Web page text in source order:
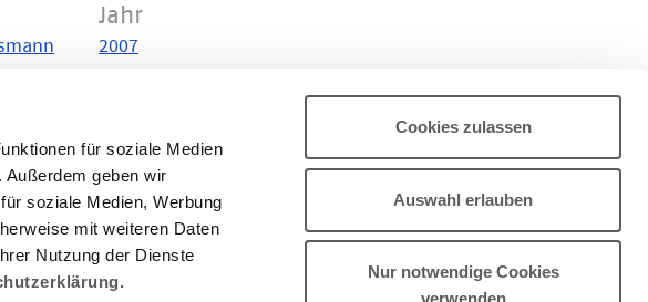
für soziale Medien
geben wir
soziale Medien, Werbung
mit weiteren Daten
Nutzung der Dienste
Cookies zulassen
Auswahl erlauben
Nur notwendige Cookies
verwenden
dennoch. Ein Roman über die Geister der Vergangenheit und die
der Zukunft.
Jahr
2007